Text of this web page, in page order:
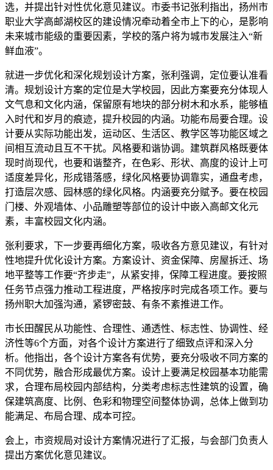
选，并提出针对性优化意见建议。市委书记张利指出，扬州市
职业大学高邮湖校区的建设情况牵动着全市上下的心，是影响
未来城市能级的重要因素，学校的落户将为城市发展注入“新
鲜血液”。
就进一步优化和深化规划设计方案，张利强调，定位要认准看
清。规划设计方案的定位是大学校园，因此方案要充分体现人
文气息和文化内涵，保留原有地块的部分树木和水系，能够植
入时代和岁月的痕迹，提升校园的内涵。功能布局要合理。设
计要从实际功能出发，运动区、生活区、教学区等功能区域之
间相互流动且互不干扰。风格要和谐协调。建筑群风格既要体
现时尚现代，也要和谐整齐，在色彩、形状、高度的设计上可
适度差异化，形成错落感，绿化风格要协调靠实，通盘考虑，
打造层次感、园林感的绿化风格。内涵要充分赋予。要在校园
门楼、外观墙体、小品雕塑等部位的设计中嵌入高邮文化元
素，丰富校园文化内涵。
张利要求，下一步要再细化方案，吸收各方意见建议，有针对
性地提升优化设计方案。方案设计、资金保障、房屋拆迁、场
地平整等工作要“齐步走”，从紧安排，保障工程进度。要按照
任务节点强力推动工程进度，严格按序时完成各项工作。要与
扬州职大加强沟通，紧锣密鼓、有条不紊推进工作。
市长田醒民从功能性、合理性、通透性、标志性、协调性、经
济性等6个方面，对各个设计方案进行了细致点评和深入分
析。他指出，各个设计方案各有优势，要充分吸收不同方案的
不同优势，融合形成最优方案。设计上要满足校园基本功能需
求，合理布局校园内部结构，分类考虑标志性建筑的设置，确
保建筑高度、比例、色彩和物理空间整体协调，总体上做到功
能满足、布局合理、成本可控。
会上，市资规局对设计方案情况进行了汇报，与会部门负责人
提出方案优化意见建议。